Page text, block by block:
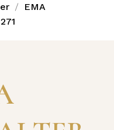
EMA